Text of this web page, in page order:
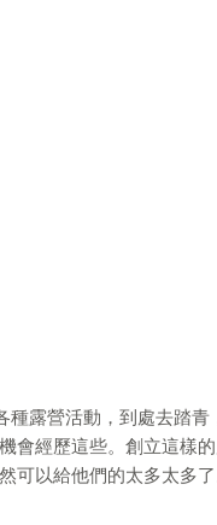
種露營活動，到處去踏
會經歷這些。創立這樣
可以給他們的太多太多了